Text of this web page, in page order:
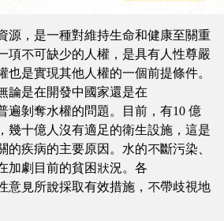
源，是一種對維持生命和健康至關重
項不可缺少的人權，是具有人性尊嚴
也是實現其他人權的一個前提條件。
論是在開發中國家還是在
遍剝奪水權的問題。目前，有10 億
幾十億人沒有適足的衛生設施，這是
的疾病的主要原因。水的不斷污染、
加劇目前的貧困狀況。各
意見所說採取有效措施，不帶歧視地